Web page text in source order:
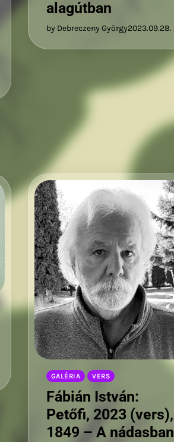
alagútban
by Debreczeny György2023.09.28.
GALÉRIA VERS
Fábián István:
Petőfi, 2023 (vers),
1849 – A nádasban